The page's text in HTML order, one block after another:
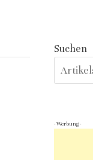
Suchen
- Werbung -